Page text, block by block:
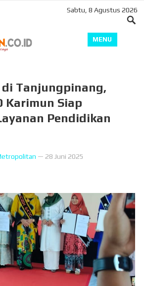
Sabtu, 8 Agustus 2026
MENU
Tanjungpinang,
Karimun Siap
Pendidikan
— 28 Juni 2025